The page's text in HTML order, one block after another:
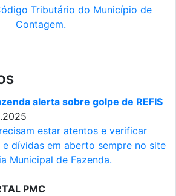
Tributário do Município de
Contagem.
alerta sobre golpe de REFIS
estar atentos e verificar
dívidas em aberto sempre no site
Municipal de Fazenda.
PMC